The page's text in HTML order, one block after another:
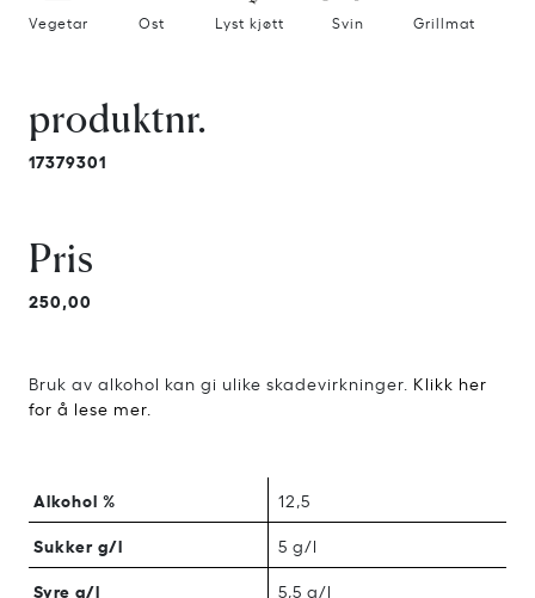
Vegetar Ost Lyst kjøtt Svin Grillmat
produktnr.
17379301
Pris
250,00
Bruk av alkohol kan gi ulike skadevirkninger. Klikk her
for å lese mer.
Alkohol % 12,5
Sukker g/l 5 g/l
Syre g/l 5,5 g/l